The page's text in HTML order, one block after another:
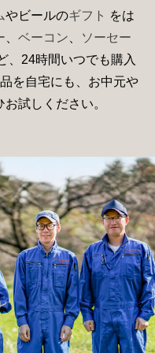
やビールのギフト をは
ベーコン
ソーセー
、24時間いつでも購入
を自宅にも、お中元や
お試しください。